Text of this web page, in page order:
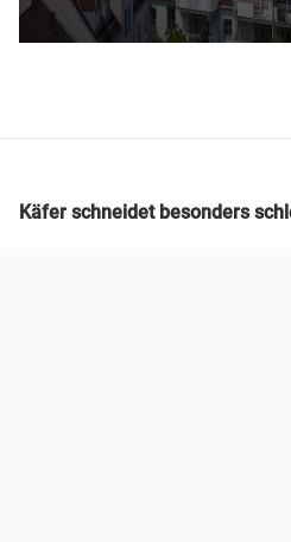
Käfer schneidet besonders